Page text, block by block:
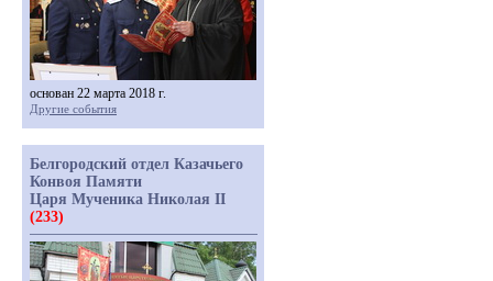
основан 22 марта 2018 г.
Другие события
Белгородский отдел Казачьего
Конвоя Памяти
Царя Мученика Николая II
(233)